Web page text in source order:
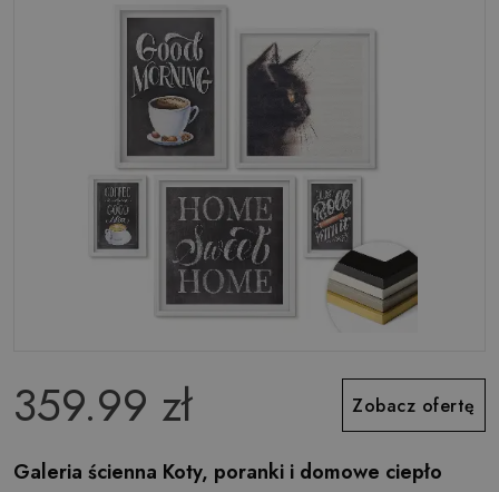
359.99 zł Zobacz ofertę
Galeria ścienna Koty, poranki i domowe ciepło